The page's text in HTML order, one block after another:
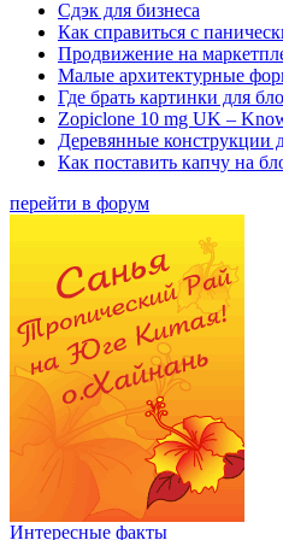
Сдэк для бизнеса
Как справиться с
Продвижение на
Малые архитектурные
Где брать картинки для
Zopiclone 10 mg UK –
Деревянные конструкции
Как поставить капчу на
перейти в форум
Интересные факты